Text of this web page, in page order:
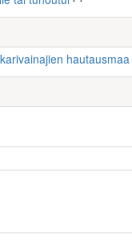
hautausmaa